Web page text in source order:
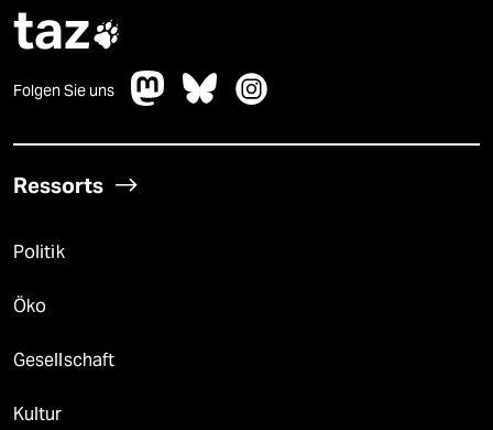
taz
Folgen Sie uns
Ressorts
Politik
Öko
Gesellschaft
Kultur